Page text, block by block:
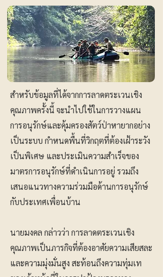
สำหรับข้อมูลที่ได้จากการลาดตระเวนเชิง
คุณภาพครั้งนี้ จะนำไปใช้ในการวางแผน
การอนุรักษ์และคุ้มครองสัตว์ป่าหายากอย่าง
เป็นระบบ กำหนดพื้นที่วิกฤตที่ต้องเฝ้าระวัง
เป็นพิเศษ และประเมินความสำเร็จของ
มาตรการอนุรักษ์ที่ดำเนินการอยู่ รวมถึง
เสนอแนวทางความร่วมมือด้านการอนุรักษ์
กับประเทศเพื่อนบ้าน
นายมงคล กล่าวว่า การลาดตระเวนเชิง
คุณภาพเป็นภารกิจที่ต้องอาศัยความเสียสละ
และความมุ่งมั่นสูง สะท้อนถึงความทุ่มเท